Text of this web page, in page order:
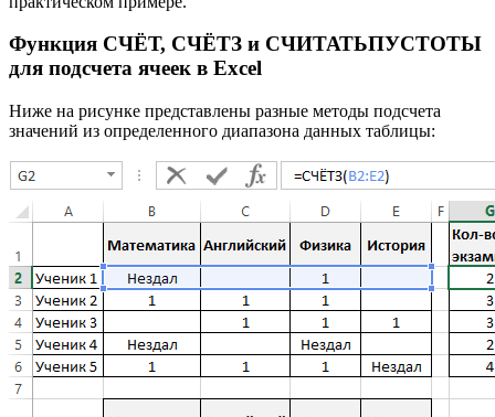
Функция СЧЁТ, СЧЁТЗ и СЧИТАТЬПУСТОТЫ
для подсчета ячеек в Excel
Ниже на рисунке представлены разные методы подсчета
значений из определенного диапазона данных таблицы: